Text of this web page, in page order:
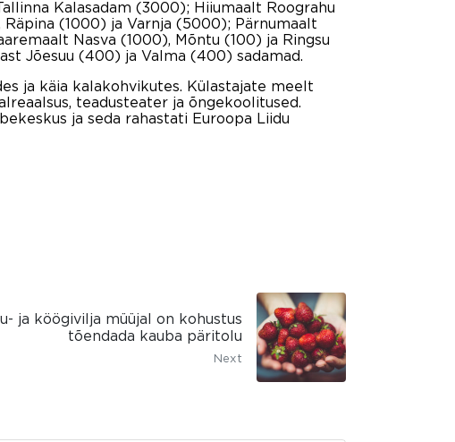
Kalasadam (3000); Hiiumaalt Roograhu
(1000) ja Varnja (5000); Pärnumaalt
Nasva (1000), Mõntu (100) ja Ringsu
Jõesuu (400) ja Valma (400) sadamad.
ja käia kalakohvikutes. Külastajate meelt
teadusteater ja õngekoolitused.
ja seda rahastati Euroopa Liidu
ja köögivilja müüjal on kohustus
tõendada kauba päritolu
Next